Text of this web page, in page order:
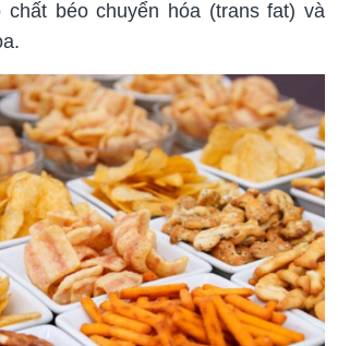
béo chuyển hóa (trans fat) và